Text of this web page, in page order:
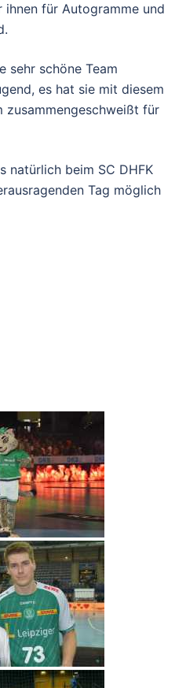
für Autogramme und
sehr schöne Team
es hat sie mit diesem
zusammengeschweißt für
natürlich beim SC DHFK
Tag möglich